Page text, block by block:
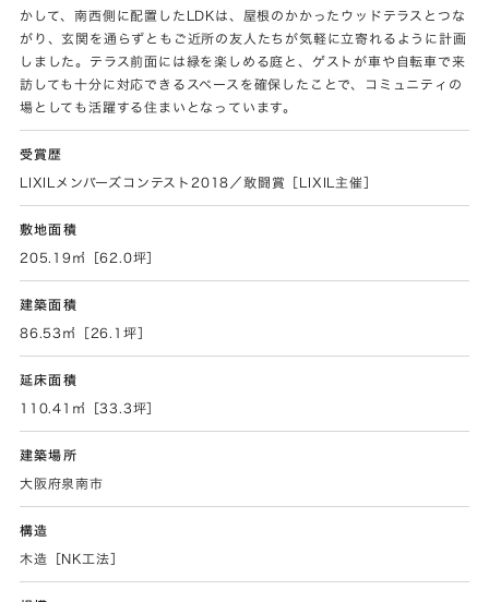
かして、南西側に配置したLDKは、屋根のかかったウッドテラスとつな
がり、玄関を通らずともご近所の友人たちが気軽に立寄れるように計画
しました。テラス前面には緑を楽しめる庭と、ゲストが車や自転車で来
訪しても十分に対応できるスペースを確保したことで、コミュニティの
場としても活躍する住まいとなっています。
受賞歴
LIXILメンバーズコンテスト2018／敢闘賞［LIXIL主催］
敷地面積
205.19㎡［62.0坪］
建築面積
86.53㎡［26.1坪］
延床面積
110.41㎡［33.3坪］
建築場所
大阪府泉南市
構造
木造［NK工法］